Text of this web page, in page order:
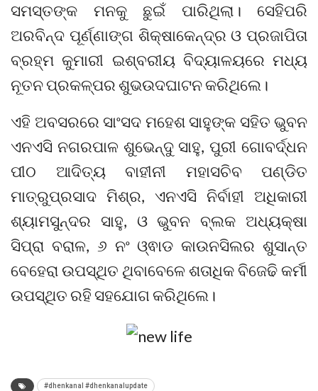
ସମସ୍ତଙ୍କ ମନକୁ ଛୁଇଁ ପାରିଥିଲା। ସେହିପରି
ଅରବିନ୍ଦ ପୂର୍ଣ୍ଣାଙ୍ଗ ଶିକ୍ଷାକେନ୍ଦ୍ର ଓ ପ୍ରଜାପିତା
ବ୍ରହ୍ମ କୁମାରୀ ଇଶ୍ବରୀୟ ବିଦ୍ୟାଳୟରେ ମଧ୍ୟ
ନୂତନ ପ୍ରକଳ୍ପର ଶୁଭଉଦଘାଟନ କରିଥିଲେ।
ଏହି ଅବସରରେ ସାଂସଦ ମହେଶ ସାହୁଙ୍କ ସହିତ ଭୁବନ
ଏନଏସି ନଗରପାଳ ଶୁଭେନ୍ଦୁ ସାହୁ, ପୁରୀ ଗୋବର୍ଦ୍ଧନ
ପୀଠ ଆଦିତ୍ୟ ବାହୀନୀ ମହାସଚିବ ପଣ୍ଡିତ
ମାତ୍ରୁପ୍ରସାଦ ମିଶ୍ର, ଏନଏସି ନିର୍ବାହୀ ଅଧିକାରୀ
ଶ୍ୟାମସୁନ୍ଦର ସାହୁ, ଓ ଭୁବନ ବ୍ଲକ ଅଧ୍ୟକ୍ଷା
ସିପ୍ରା ବରାଳ, ୬ ନଂ ଓ୍ଵାଡ କାଉନସିଲର ଶୁସାନ୍ତ
ବେହେରା ଉପସ୍ଥିତ ଥିବାବେଳେ ଶତାଧିକ ବିଜେଢି କର୍ମୀ
ଉପସ୍ଥିତ ରହି ସହଯୋଗ କରିଥିଲେ।
#dhenkanal #dhenkanalupdate